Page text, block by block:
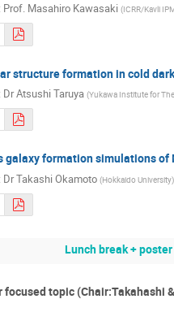
Prof. Masahiro Kawasaki (ICRR/Kavli
structure formation in cold
DrAtsushi Taruya (Yukawa Institute for
galaxy formation simulations
DrTakashi Okamoto (Hokkaido University)
Lunch break +
topic (Chair:Takahashi